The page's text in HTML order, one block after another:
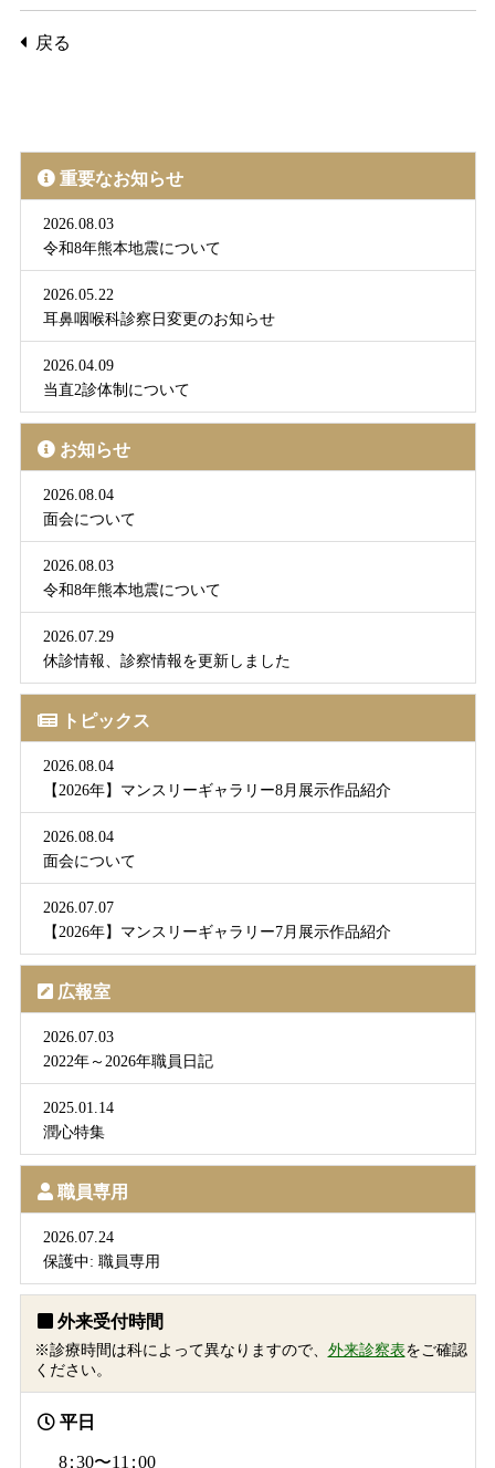
戻る
重要なお知らせ
2026.08.03
令和8年熊本地震について
2026.05.22
耳鼻咽喉科診察日変更のお知らせ
2026.04.09
当直2診体制について
お知らせ
2026.08.04
面会について
2026.08.03
令和8年熊本地震について
2026.07.29
休診情報、診察情報を更新しました
トピックス
2026.08.04
【2026年】マンスリーギャラリー8月展示作品紹介
2026.08.04
面会について
2026.07.07
【2026年】マンスリーギャラリー7月展示作品紹介
広報室
2026.07.03
2022年～2026年職員日記
2025.01.14
潤心特集
職員専用
2026.07.24
保護中: 職員専用
外来受付時間
※診療時間は科によって異なりますので、 外来診察表をご確認
ください。
平日
8：30〜1 1：00